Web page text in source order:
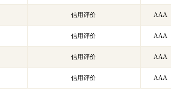
信用评价 AAA
信用评价 AAA
信用评价 AAA
信用评价 AAA